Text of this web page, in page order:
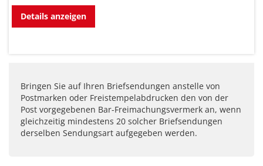
Details anzeigen
Bringen Sie auf Ihren Briefsendungen anstelle von
Postmarken oder Freistempelabdrucken den von der
Post vorgegebenen Bar-Freimachungsvermerk an, wenn
gleichzeitig mindestens 20 solcher Briefsendungen
derselben Sendungsart aufgegeben werden.